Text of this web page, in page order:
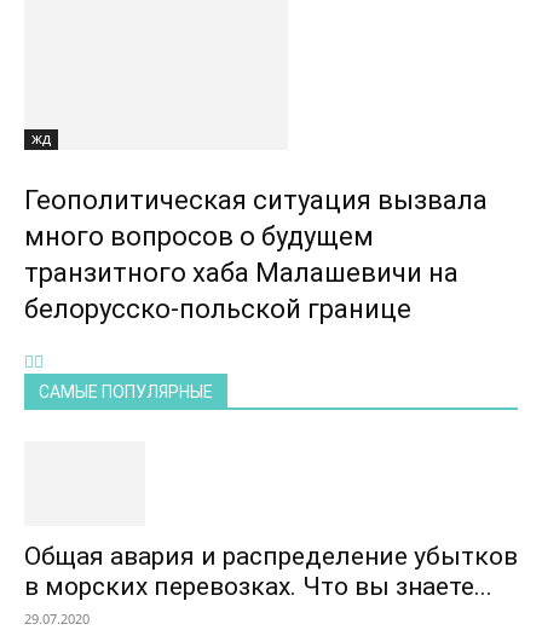
ЖД
Геополитическая ситуация вызвала
много вопросов о будущем
транзитного хаба Малашевичи на
белорусско-польской границе
САМЫЕ ПОПУЛЯРНЫЕ
Общая авария и распределение убытков
в морских перевозках. Что вы знаете...
29.07.2020